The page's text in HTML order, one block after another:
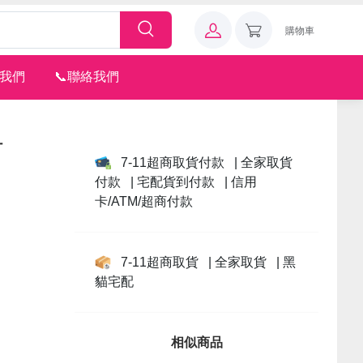
購物車
們 📞聯絡我們
7-11超商取貨付款
| 全家取貨
付款
| 宅配貨到付款
| 信用
卡/ATM/超商付款
7-11超商取貨 | 全家取貨
| 黑
貓宅配
相似商品